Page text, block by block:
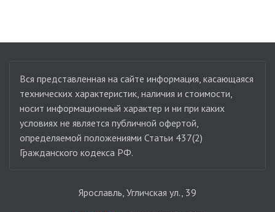
Вся представленная на сайте информация, касающаяся
технических характеристик, наличия и стоимости,
носит информационный характер и ни при каких
условиях не является публичной офертой,
определяемой положениями Статьи 437(2)
Гражданского кодекса РФ.
Ярославль, Угличская ул., 39